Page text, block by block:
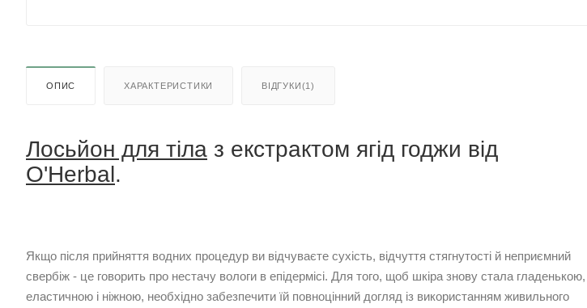
ОПИС ХАРАКТЕРИСТИКИ ВІДГУКИ(1)
Лосьйон для тіла з екстрактом ягід годжи від
O'Herbal.
Якщо після прийняття водних процедур ви відчуваєте сухість, відчуття стягнутості й неприємний
свербіж - це говорить про нестачу вологи в епідермісі. Для того, щоб шкіра знову стала гладенькою,
еластичною і ніжною, необхідно забезпечити їй повноцінний догляд із використанням живильного